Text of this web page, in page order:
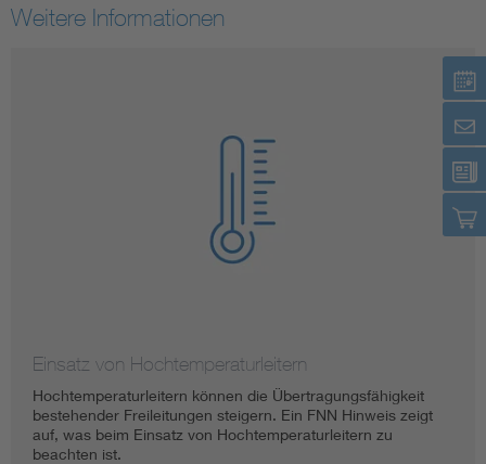
und Hinweise.
Weitere Informationen
Einsatz von Hochtemperaturleitern
Hochtemperaturleitern können die Übertragungsfähigkeit
bestehender Freileitungen steigern. Ein FNN Hinweis zeigt
auf, was beim Einsatz von Hochtemperaturleitern zu
beachten ist.